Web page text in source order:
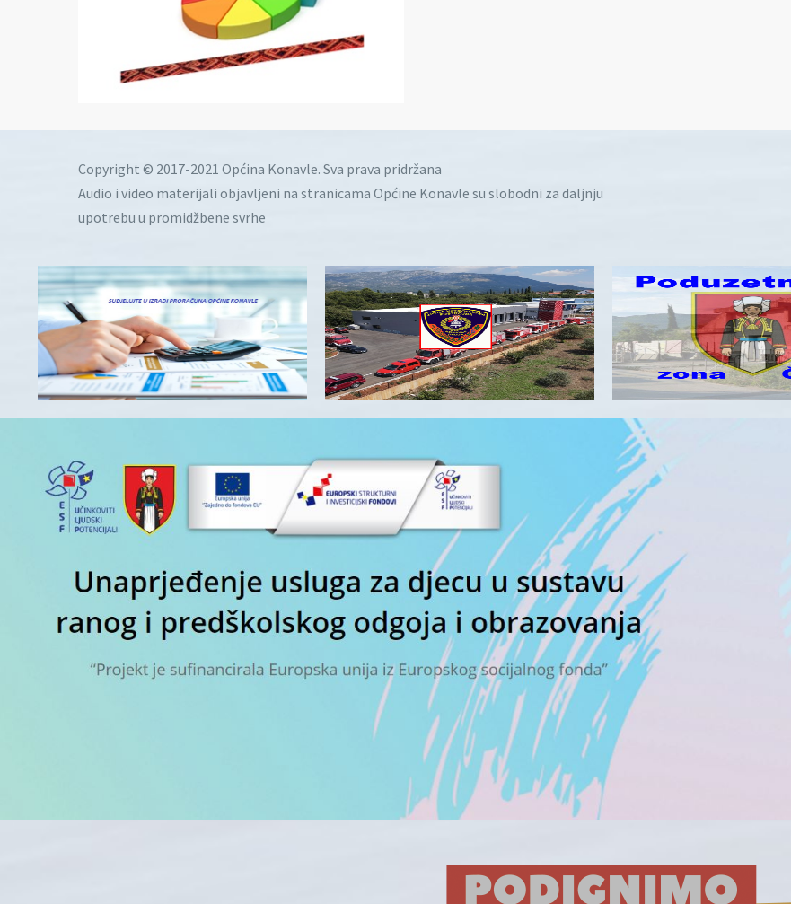
Copyright © 2017-2021 Općina Konavle. Sva prava pridržana
Audio i video materijali objavljeni na stranicama Općine Konavle su slobodni za daljnju
upotrebu u promidžbene svrhe